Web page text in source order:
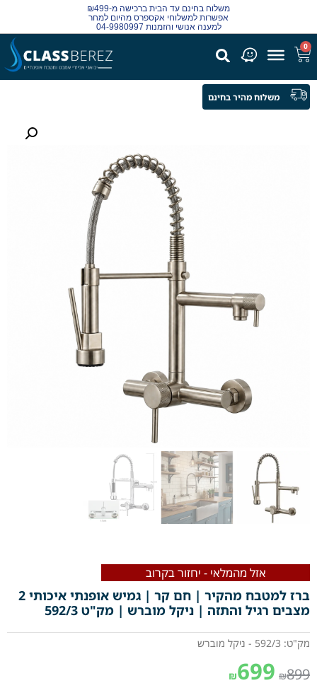
משלוח בחינם עד הבית ברכישה מ-₪499
אפשרות למשלוחי אקספרס מהיום למחר
למענה אנושי והזמנות 04-9980997
0
אזל מהמלאי - יחזור בקרוב
ברז למטבח מהקיר | חם קר | גמיש אופנתי איכותי 2
מצבים רגיל והתזה | ניקל מוברש | מק"ט 592/3
מק"ט: 592/3 - ניקל מוברש
₪899
₪699
משלוח מהיר בחינם